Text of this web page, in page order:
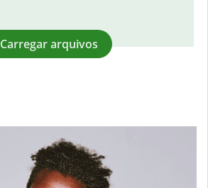
Carregar arquivos